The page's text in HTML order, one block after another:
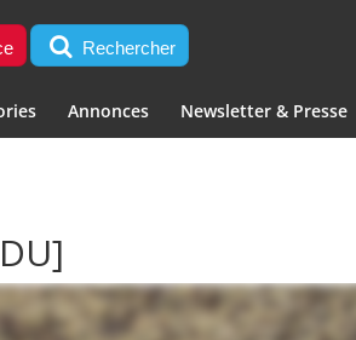
Rechercher
Annonces Newsletter & Presse